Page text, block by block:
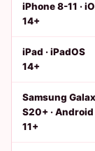
iPhone 8-11 ·
14+
iPad · iPadOS
14+
Samsung
S20+ · Android
11+